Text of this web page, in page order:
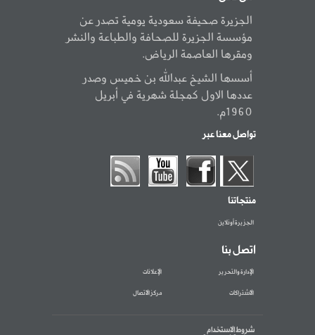
الجزيرة صحيفة سعودية يومية تصدر عن
مؤسسة الجزيرة للصحافة والطباعة والنشر
ومقرها العاصمة الرياض.
أسسها الشيخ عبدالله بن خميس وصدر
عددها الاول كمجلة شهرية في أبريل
1960م.
تواصل معنا عبر
منتجاتنا
الجزيرة أونلاين
اتصل بنا
الإدارة والتحرير الإعلانات
الاشتراكات مركز الاتصال
شروط الاستخدام